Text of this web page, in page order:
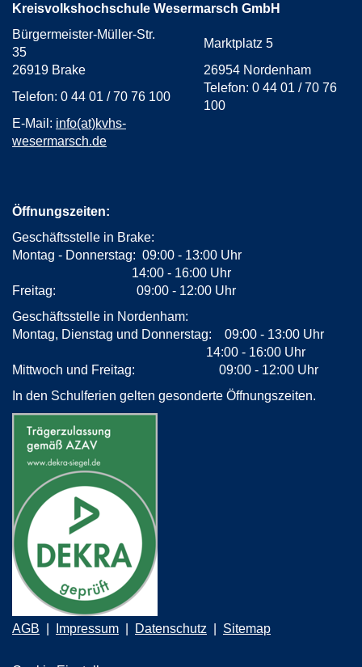
Kreisvolkshochschule Wesermarsch GmbH
Bürgermeister-Müller-Str.
35
Marktplatz 5
26919 Brake
26954 Nordenham
Telefon: 0 44 01 / 70 76 100
Telefon: 0 44 01 / 70 76
100
E-Mail: info(at)kvhs-
wesermarsch.de
Öffnungszeiten:
Geschäftsstelle in Brake:
Montag - Donnerstag: 09:00 - 13:00 Uhr
14:00 - 16:00 Uhr
Freitag: 09:00 - 12:00 Uhr
Geschäftsstelle in Nordenham:
Montag, Dienstag und Donnerstag: 09:00 - 13:00 Uhr
14:00 - 16:00 Uhr
Mittwoch und Freitag: 09:00 - 12:00 Uhr
In den Schulferien gelten gesonderte Öffnungszeiten.
AGB Impressum Datenschutz Sitemap